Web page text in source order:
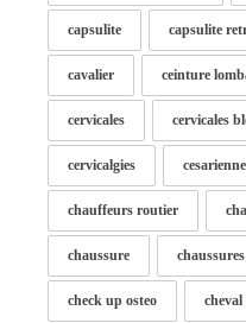
capsulite capsulite
cavalier ceinture
cervicales cervicales
cervicalgies cesarienne
chauffeurs routier
chaussure chaussures
check up osteo cheval